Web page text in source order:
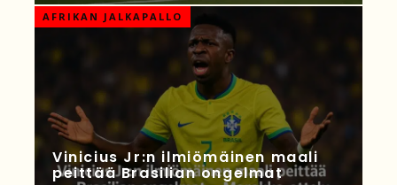
AFRIKAN JALKAPALLO
Vinicius Jr:n ilmiömäinen maali
peittää Brasilian ongelmat